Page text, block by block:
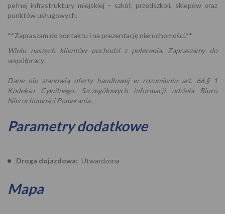
pełnej infrastruktury miejskiej – szkół, przedszkoli, sklepów oraz
punktów usługowych.
**Zapraszam do kontaktu i na prezentację nieruchomości.**
Wielu naszych klientów pochodzi z polecenia. Zapraszamy do
współpracy.
Dane nie stanowią oferty handlowej w rozumieniu art. 66,§ 1
Kodeksu Cywilnego. Szczegółowych informacji udziela Biuro
Nieruchomości Pomerania .
Parametry dodatkowe
Droga dojazdowa: Utwardzona
Mapa